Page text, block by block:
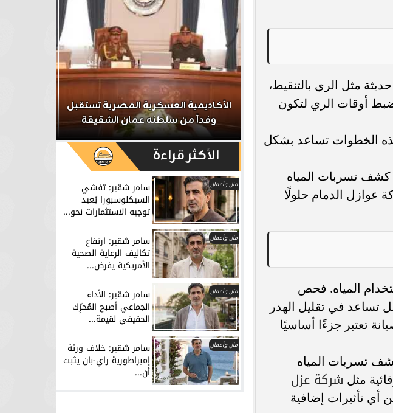
مثل الري بالتنقيط،
أوقات الري لتكون
هذه الخطوات تساعد بشكل
تسربات المياه
عوازل الدمام حلولًا
المياه. فحص
تساعد في تقليل الهدر
تعتبر جزءًا أساسيًا
تسربات المياه
مثل شركة عزل
أي تأثيرات إضافية
الرئيس السيسي يستقبل وزير
الأكاديمية العسكرية المصرية تستقبل
وفداً من سلطنه عمان الشقيقة
الأكثر قراءة
مال وأعمال سامر شقير: تفشي
السيكلوسبورا يُعيد
توجيه الاستثمارات نحو...
مال وأعمال سامر شقير: ارتفاع
تكاليف الرعاية الصحية
الأمريكية يفرض...
مال وأعمال سامر شقير: الأداء
الجماعي أصبح المُحرِّك
الحقيقي لقيمة...
مال وأعمال سامر شقير: خلاف ورثة
إمبراطورية راي-بان يثبت
أن...